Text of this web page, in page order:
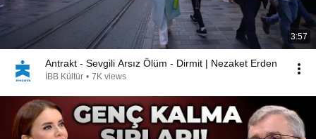
3:57
Antrakt - Sevgili Arsız Ölüm - Dirmit | Nezaket Erden
İBB Kültür • 7K views